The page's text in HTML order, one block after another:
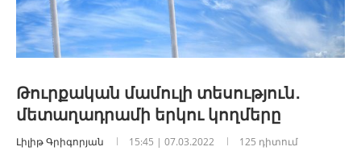
Թուրքական մամուլի տեսություն․
մետաղադրամի երկու կողմերը
Լիլիթ Գրիգորյան 15:45 | 07.03.2022 125 դիտում